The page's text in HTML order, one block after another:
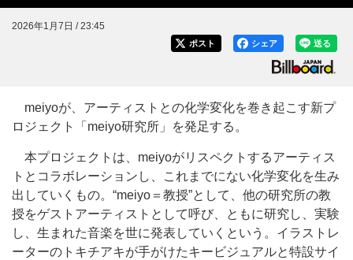
2026年1月7日 / 23:45
送る
シェア
ポスト
meiyoが、アーティストとの化学変化を巻き起こす新プ
ロジェクト「meiyo研究所」を発足する。
本プロジェクトは、meiyoがリスペクトするアーティス
トとコラボレーションし、これまでにない化学変化を生み
出していくもの。“meiyo＝教授”として、他の研究所の教
授をゲストアーティストとして呼び、ともに研究し、実験
し、生まれた音楽を世に発表していくという。イラストレ
ーターのトキチアキが手がけたキービジュアルと特設サイ